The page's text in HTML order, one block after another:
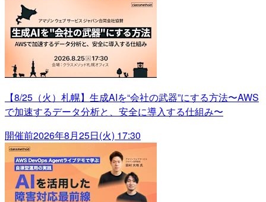
【8/25（火）札幌】生成AIを“会社の武器”にする方法〜AWS
で加速するデータ分析と、安全に導入する仕組み〜
開催前2026年8月25日(火) 17:30